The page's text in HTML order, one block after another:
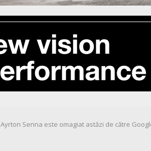
Ayrton Senna este omagiat astăzi de către